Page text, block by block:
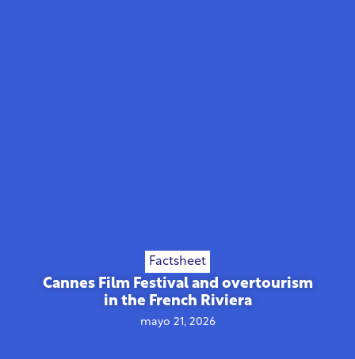
Factsheet
Cannes Film Festival and overtourism
in the French Riviera
mayo 21, 2026